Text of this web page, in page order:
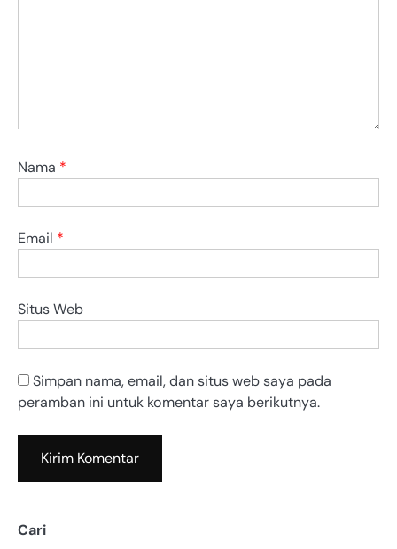
Nama *
Email *
Situs Web
Simpan nama, email, dan situs web saya pada
peramban ini untuk komentar saya berikutnya.
Cari